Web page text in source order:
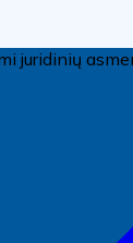
juridinių